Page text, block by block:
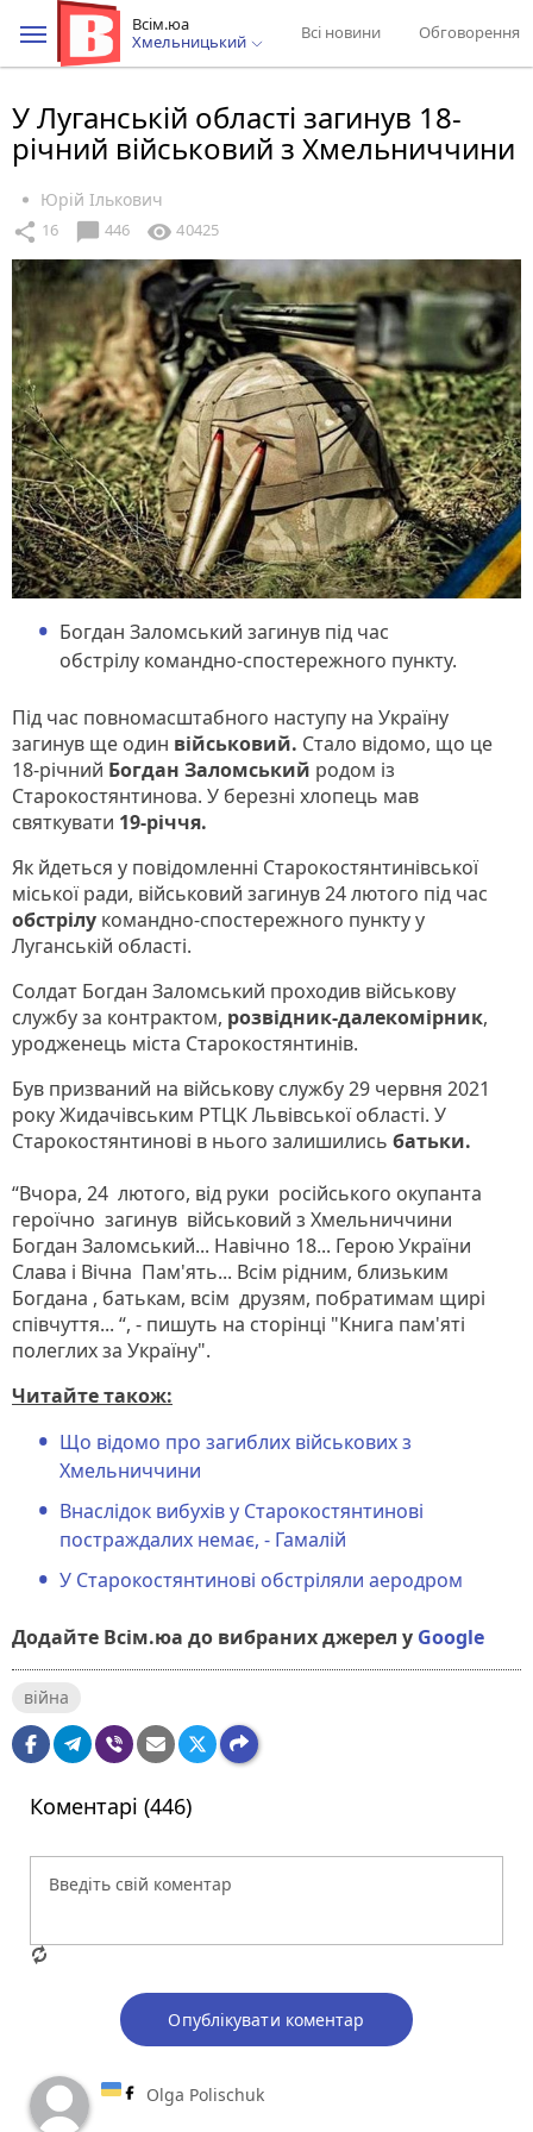
Всім.юа
Хмельницький
Всі новини Обговорення
У Луганській області загинув 18-
річний військовий з Хмельниччини
Юрій Ількович
share 16 chat_bubble 446 visibility 40425
Богдан Заломський загинув під час
обстрілу командно-спостережного пункту.
Під час повномасштабного наступу на Україну
загинув ще один військовий. Стало відомо, що це
18-річний Богдан Заломський родом із
Старокостянтинова. У березні хлопець мав
святкувати 19-річчя.
Як йдеться у повідомленні Старокостянтинівської
міської ради, військовий загинув 24 лютого під час
обстрілу командно-спостережного пункту у
Луганській області.
Солдат Богдан Заломський проходив військову
службу за контрактом, розвідник-далекомірник,
уродженець міста Старокостянтинів.
Був призваний на військову службу 29 червня 2021
року Жидачівським РТЦК Львівської області. У
Старокостянтинові в нього залишились батьки.
“Вчора, 24 лютого, від руки російського окупанта
героїчно загинув військовий з Хмельниччини
Богдан Заломський... Навічно 18... Герою України
Слава і Вічна Пам'ять... Всім рідним, близьким
Богдана , батькам, всім друзям, побратимам щирі
співчуття... “, - пишуть на сторінці "Книга пам'яті
полеглих за Україну".
Читайте також:
Що відомо про загиблих військових з
Хмельниччини
Внаслідок вибухів у Старокостянтинові
постраждалих немає, - Гамалій
У Старокостянтинові обстріляли аеродром
Додайте Всім.юа до вибраних джерел у Google
війна
Коментарі (446)
Опублікувати коментар
Olga Polischuk